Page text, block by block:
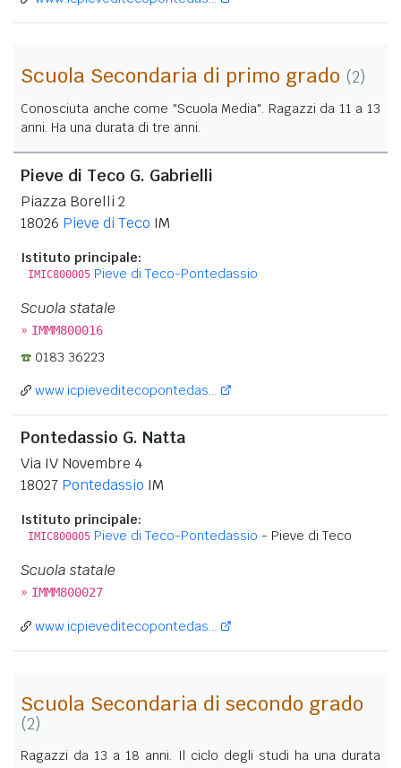
Scuola Secondaria di primo grado (2)
Conosciuta anche come "Scuola Media". Ragazzi da 11 a 13
anni. Ha una durata di tre anni.
Pieve di Teco G. Gabrielli
Piazza Borelli 2
18026 Pieve di Teco IM
Istituto principale:
IMIC800005 Pieve di Teco-Pontedassio
Scuola statale
» IMMM800016
0183 36223
www.icpieveditecopontedas...
Pontedassio G. Natta
Via IV Novembre 4
18027 Pontedassio IM
Istituto principale:
IMIC800005 Pieve di Teco-Pontedassio - Pieve di Teco
Scuola statale
» IMMM800027
www.icpieveditecopontedas...
Scuola Secondaria di secondo grado
(2)
Ragazzi da 13 a 18 anni. Il ciclo degli studi ha una durata